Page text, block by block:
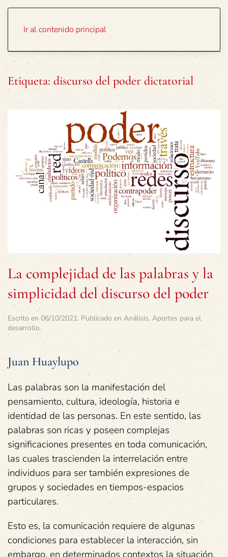
Ir al contenido principal
Etiqueta: discurso del poder dictatorial
La complejidad de las palabras y la
simplicidad del discurso del poder
Escrito en 06/10/2021. Publicado en Análisis, Aportes para el
desarrollo.
Juan Huaylupo
Las palabras son la manifestación del
pensamiento, cultura, ideología, historia e
identidad de las personas. En este sentido, las
palabras son ricas y poseen complejas
significaciones presentes en toda comunicación,
las cuales trascienden la interrelación entre
individuos para ser también expresiones de
grupos y sociedades en tiempos-espacios
particulares.
Esto es, la comunicación requiere de algunas
condiciones para establecer la interacción, sin